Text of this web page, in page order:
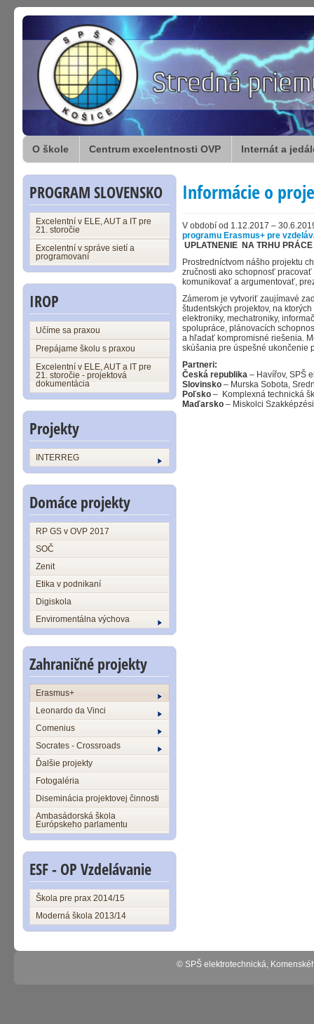
O škole Centrum excelentnosti OVP Internát a
PROGRAM SLOVENSKO
Excelentní v ELE, AUT a IT pre
21. storočie
Excelentní v správe sietí a
programovaní
IROP
Učíme sa praxou
Prepájame školu s praxou
Excelentní v ELE, AUT a IT pre
21. storočie - projektová
dokumentácia
Projekty
INTERREG
Domáce projekty
RP GS v OVP 2017
SOČ
Zenit
Etika v podnikaní
Digiskola
Enviromentálna výchova
Zahraničné projekty
Erasmus+
Leonardo da Vinci
Comenius
Socrates - Crossroads
Ďalšie projekty
Fotogaléria
Diseminácia projektovej činnosti
Ambasádorská škola
Európskeho parlamentu
ESF - OP Vzdelávanie
Škola pre prax 2014/15
Moderná škola 2013/14
Informácie o
V období od 1.12.2017 –
programu Erasmus+ pre
UPLATNENIE NA TRHU PRÁCE
Prostredníctvom nášho projektu
zručnosti ako schopnosť
komunikovať a argumentovať,
Zámerom je vytvoriť zaujímavé
študentských projektov, na
elektroniky, mechatroniky,
spolupráce, plánovacích
a hľadať kompromisné riešenia.
skúšania pre úspešné ukončenie
Partneri:
Česká republika – Havířov, SPŠ
Slovinsko – Murska Sobota,
Poľsko – Komplexná technická
Maďarsko – Miskolci
© SPŠ elektrotechnická,